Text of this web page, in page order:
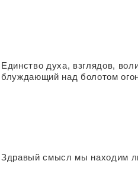
Единство духа, взглядов,
блуждающий над болотом
Здравый смысл мы находим